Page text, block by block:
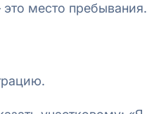
это место пребывания.